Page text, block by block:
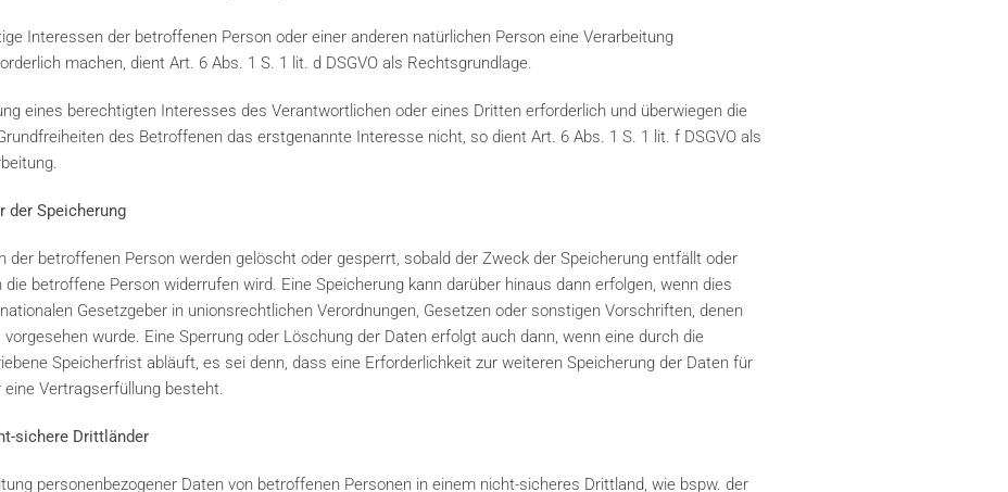
Interessen der betroffenen Person oder einer anderen natürlichen Person eine Verarbeitung
machen, dient Art. 6 Abs. 1 S. 1 lit. d DSGVO als Rechtsgrundlage.
eines berechtigten Interesses des Verantwortlichen oder eines Dritten erforderlich und überwiegen die
des Betroffenen das erstgenannte Interesse nicht, so dient Art. 6 Abs. 1 S. 1 lit. f DSGVO als
der Speicherung
der betroffenen Person werden gelöscht oder gesperrt, sobald der Zweck der Speicherung entfällt oder
betroffene Person widerrufen wird. Eine Speicherung kann darüber hinaus dann erfolgen, wenn dies
Gesetzgeber in unionsrechtlichen Verordnungen, Gesetzen oder sonstigen Vorschriften, denen
wurde. Eine Sperrung oder Löschung der Daten erfolgt auch dann, wenn eine durch die
Speicherfrist abläuft, es sei denn, dass eine Erforderlichkeit zur weiteren Speicherung der Daten für
Vertragserfüllung besteht.
sichere Drittländer
personenbezogener Daten von betroffenen Personen in einem nicht-sicheres Drittland, wie bspw. der